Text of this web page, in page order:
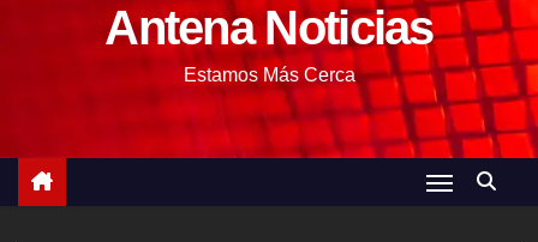
Antena Noticias
Estamos Más Cerca